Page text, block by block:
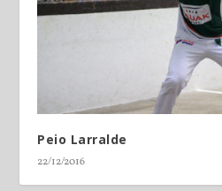
Peio Larralde
22/12/2016